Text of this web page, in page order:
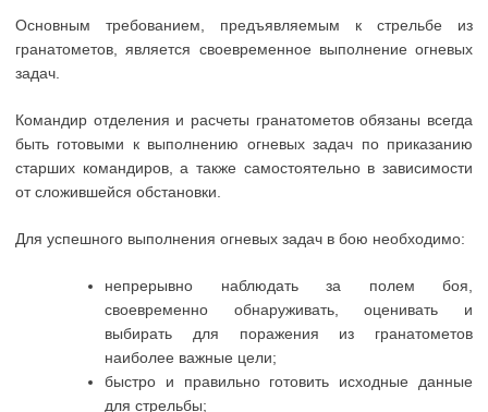
Основным требованием, предъявляемым к стрельбе из
гранатометов, является своевременное выполнение огневых
задач.
Командир отделения и расчеты гранатометов обязаны всегда
быть готовыми к выполнению огневых задач по приказанию
старших командиров, а также самостоятельно в зависимости
от сложившейся обстановки.
Для успешного выполнения огневых задач в бою необходимо:
непрерывно наблюдать за полем боя,
своевременно обнаруживать, оценивать и
выбирать для поражения из гранатометов
наиболее важные цели;
быстро и правильно готовить исходные данные
для стрельбы;